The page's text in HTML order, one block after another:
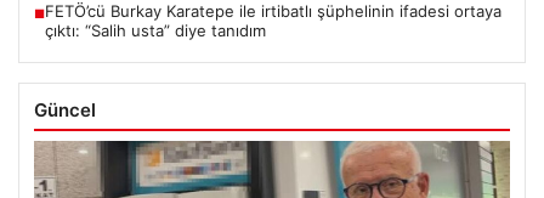
■FETÖ’cü Burkay Karatepe ile irtibatlı şüphelinin ifadesi ortaya
çıktı: “Salih usta” diye tanıdım
Güncel